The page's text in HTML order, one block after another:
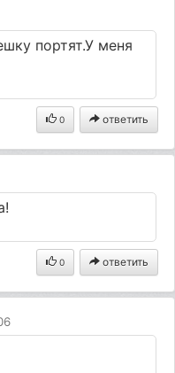
портят.У меня
0 ответить
0 ответить